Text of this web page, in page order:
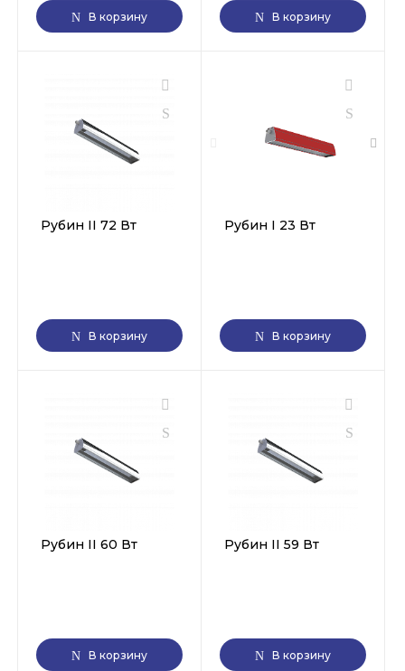
В корзину В корзину
Рубин II 72 Вт
В корзину
Рубин I 23 Вт
В корзину
Рубин II 60 Вт
В корзину
Рубин II 59 Вт
В корзину